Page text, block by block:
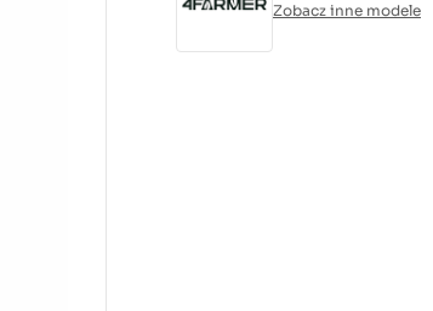
Zobacz inne modele